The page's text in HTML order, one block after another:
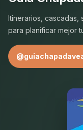
Itinerarios,
para planificar mejor